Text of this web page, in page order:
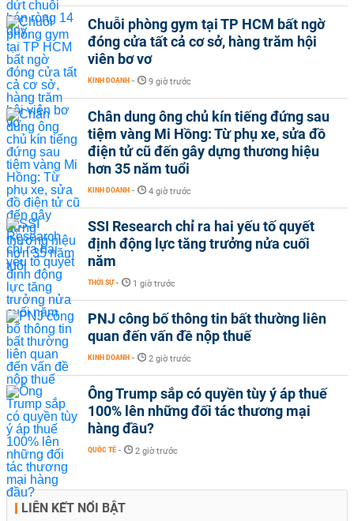
Chuỗi phòng gym tại TP HCM bất ngờ
đóng cửa tất cả cơ sở, hàng trăm hội
viên bơ vơ
KINH DOANH - 9 giờ trước
Chân dung ông chủ kín tiếng đứng sau
tiệm vàng Mi Hồng: Từ phụ xe, sửa đồ
điện tử cũ đến gây dựng thương hiệu
hơn 35 năm tuổi
KINH DOANH - 4 giờ trước
SSI Research chỉ ra hai yếu tố quyết
định động lực tăng trưởng nửa cuối
năm
THỜI SỰ - 1 giờ trước
PNJ công bố thông tin bất thường liên
quan đến vấn đề nộp thuế
KINH DOANH - 2 giờ trước
Ông Trump sắp có quyền tùy ý áp thuế
100% lên những đối tác thương mại
hàng đầu?
QUỐC TẾ - 2 giờ trước
LIÊN KẾT NỔI BẬT